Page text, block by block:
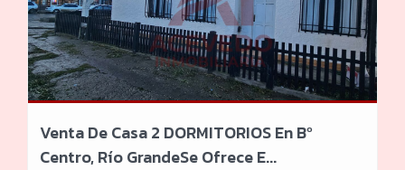
Venta De Casa 2 DORMITORIOS En Bº
Centro, Río GrandeSe Ofrece E...